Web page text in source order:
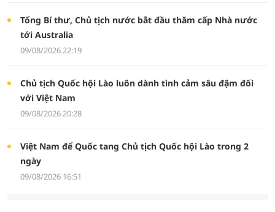
Tổng Bí thư, Chủ tịch nước bắt đầu thăm cấp Nhà nước
tới Australia
09/08/2026 22:19
Chủ tịch Quốc hội Lào luôn dành tình cảm sâu đậm đối
với Việt Nam
09/08/2026 20:28
Việt Nam để Quốc tang Chủ tịch Quốc hội Lào trong 2
ngày
09/08/2026 16:51